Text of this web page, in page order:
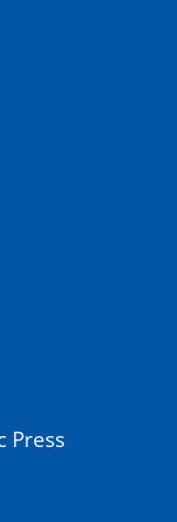
Press